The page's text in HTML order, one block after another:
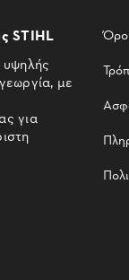
STIHL
με
για